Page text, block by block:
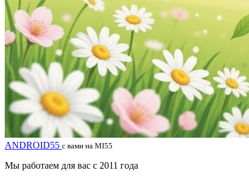
ANDROID55 с вами на MI55
Мы работаем для вас с 2011 года